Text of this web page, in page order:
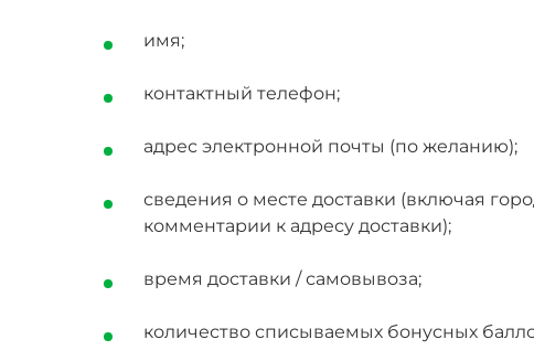
имя;
контактный телефон;
адрес электронной почты (по желанию);
сведения о месте доставки (включая
комментарии к адресу доставки);
время доставки / самовывоза;
количество списываемых бонусных